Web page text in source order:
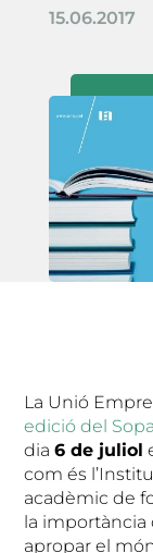
15.06.2017
La Unió
edició del
dia6 de juliol
com és
acadèmic de
la importància
apropar el